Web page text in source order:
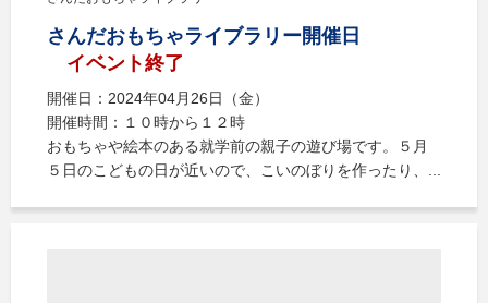
さんだおもちゃライブラリー開催日
イベント終了
開催日：2024年04月26日（金）
開催時間：１０時から１２時
おもちゃや絵本のある就学前の親子の遊び場です。５月
５日のこどもの日が近いので、こいのぼりを作ったり、...